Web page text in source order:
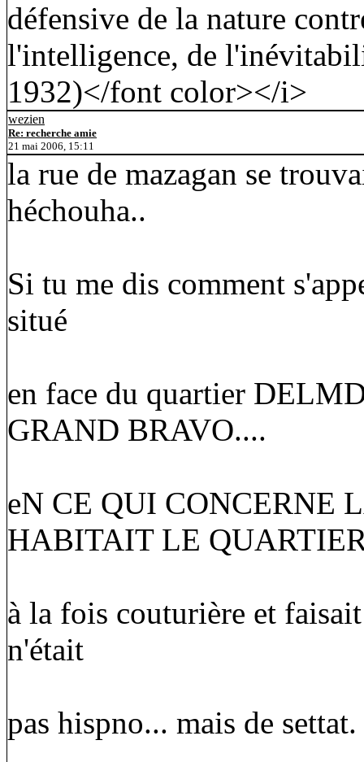
défensive de la nature
l'intelligence, de
1932)</font color></i>
wezien
Re: recherche amie
21 mai 2006, 15:11
la rue de mazagan se
héchouha..
Si tu me dis comment
situé
en face du quartier
GRAND BRAVO....
eN CE QUI CONCERNE
HABITAIT LE
à la fois couturière et
n'était
pas hispno... mais de settat.